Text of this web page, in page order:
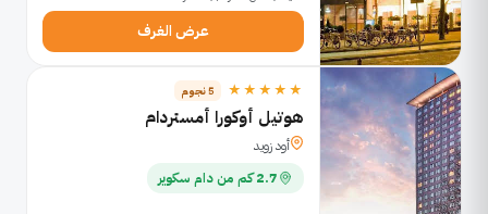
عرض الغرف
★★★★★ 5 نجوم
هوتيل أوكورا أمستردام
أود زويد
2.7 كم من دام سكوير